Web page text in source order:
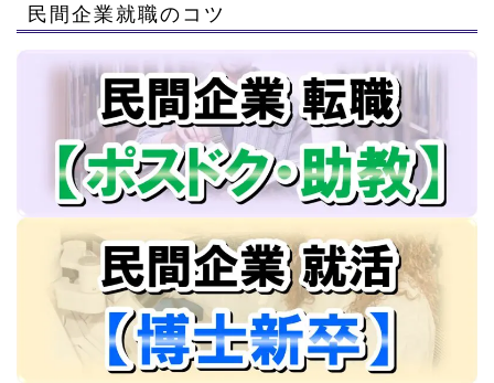
民間企業就職のコツ